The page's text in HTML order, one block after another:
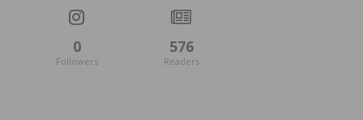
0
Followers
576
Readers